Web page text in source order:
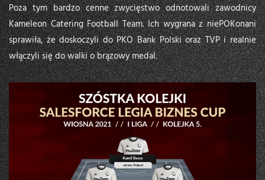
Poza tym bardzo cenne zwycięstwo odnotowali zawodnicy
Kameleon Catering Football Team. Ich wygrana z niePOKonani
sprawiła, że doskoczyli do PKO Bank Polski oraz TVP i realnie
włączyli się do walki o brązowy medal.